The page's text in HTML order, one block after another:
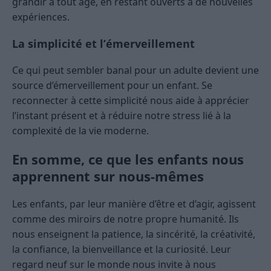
expériences.
La simplicité et l’émerveillement
Ce qui peut sembler banal pour un adulte devient une
source d’émerveillement pour un enfant. Se
reconnecter à cette simplicité nous aide à apprécier
l’instant présent et à réduire notre stress lié à la
complexité de la vie moderne.
En somme, ce que les enfants nous
apprennent sur nous-mêmes
Les enfants, par leur manière d’être et d’agir, agissent
comme des miroirs de notre propre humanité. Ils
nous enseignent la patience, la sincérité, la créativité,
la confiance, la bienveillance et la curiosité. Leur
regard neuf sur le monde nous invite à nous